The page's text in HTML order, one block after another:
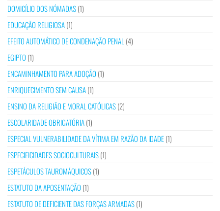
DOMICÍLIO DOS NÓMADAS(1)
EDUCAÇÃO RELIGIOSA(1)
EFEITO AUTOMÁTICO DE CONDENAÇÃO PENAL (4)
EGIPTO (1)
ENCAMINHAMENTO PARA ADOÇÃO (1)
ENRIQUECIMENTO SEM CAUSA(1)
ENSINO DA RELIGIÃO E MORAL CATÓLICAS(2)
ESCOLARIDADE OBRIGATÓRIA(1)
ESPECIAL VULNERABILIDADE DA VÍTIMA EM RAZÃO DA IDADE(1)
ESPECIFICIDADES SOCIOCULTURAIS(1)
ESPETÁCULOS TAUROMÁQUICOS(1)
ESTATUTO DA APOSENTAÇÃO (1)
ESTATUTO DE DEFICIENTE DAS FORÇAS ARMADAS(1)